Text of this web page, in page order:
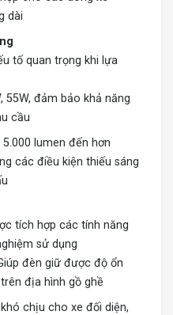
dài
tố quan trọng khi lựa
55W, đảm bảo khả năng
cầu
lumen đến hơn
các điều kiện thiếu sáng
tích hợp các tính năng
sử dụng
đèn giữ được độ ổn
địa hình gồ ghề
chịu cho xe đối diện,